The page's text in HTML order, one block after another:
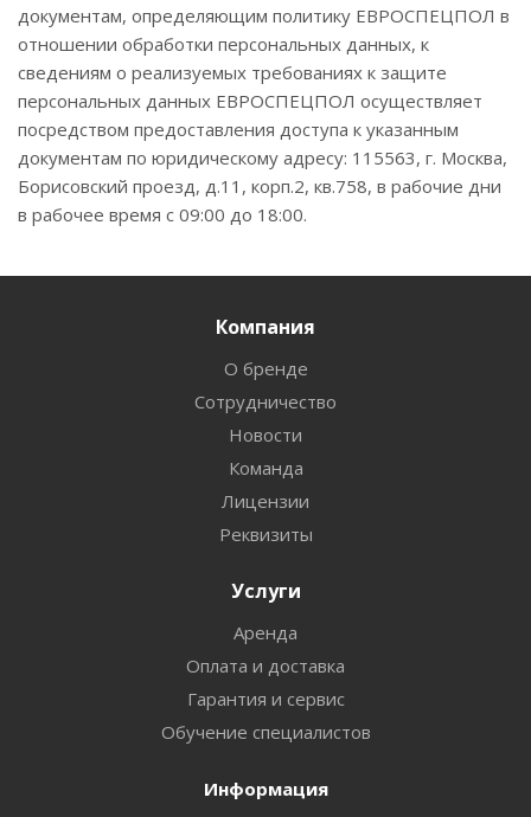
документам, определяющим политику ЕВРОСПЕЦПОЛ в
отношении обработки персональных данных, к
сведениям о реализуемых требованиях к защите
персональных данных ЕВРОСПЕЦПОЛ осуществляет
посредством предоставления доступа к указанным
документам по юридическому адресу: 115563, г. Москва,
Борисовский проезд, д.11, корп.2, кв.758, в рабочие дни
в рабочее время с 09:00 до 18:00.
Компания
О бренде
Сотрудничество
Новости
Команда
Лицензии
Реквизиты
Услуги
Аренда
Оплата и доставка
Гарантия и сервис
Обучение специалистов
Информация